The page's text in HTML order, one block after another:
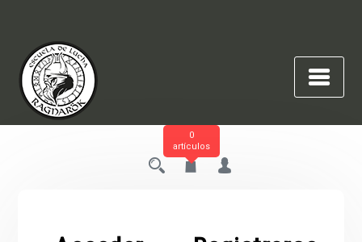
contenido
0
artículos